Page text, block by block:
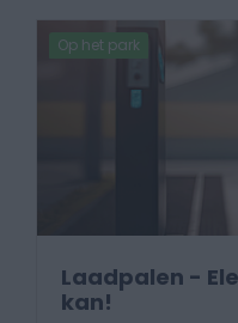
Op het park
Laadpalen -
kan!